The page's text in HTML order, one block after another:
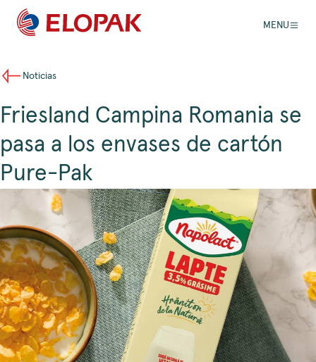
MENU
Noticias
Friesland Campina Romania se
pasa a los envases de cartón
Pure-Pak